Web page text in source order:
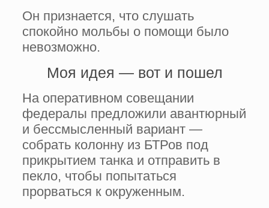
Он признается, что слушать
спокойно мольбы о помощи было
невозможно.
Моя идея — вот и пошел
На оперативном совещании
федералы предложили авантюрный
и бессмысленный вариант —
собрать колонну из БТРов под
прикрытием танка и отправить в
пекло, чтобы попытаться
прорваться к окруженным.